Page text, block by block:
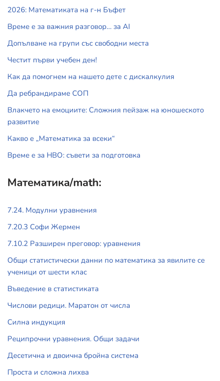
2026: Математиката на г-н Бъфет
Време е за важния разговор… за АI
Допълване на групи със свободни места
Честит първи учебен ден!
Как да помогнем на нашето дете с дискалкулия
Да ребрандираме СОП
Влакчето на емоциите: Сложния пейзаж на юношеското
развитие
Какво е „Математика за всеки“
Време е за НВО: съвети за подготовка
Математика/math:
7.24. Модулни уравнения
7.20.3 Софи Жермен
7.10.2 Разширен преговор: уравнения
Общи статистически данни по математика за явилите се
ученици от шести клас
Въведение в статистиката
Числови редици. Маратон от числа
Силна индукция
Реципрочни уравнения. Общи задачи
Десетична и двоична бройна система
Проста и сложна лихва